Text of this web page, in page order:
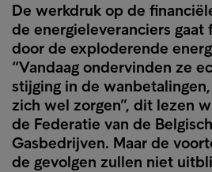
De werkdruk op de
de energieleveranciers gaat
door de exploderende
“Vandaag ondervinden ze
stijging in de
zich wel zorgen”, dit lezen
de Federatie van de
Gasbedrijven. Maar de
de gevolgen zullen niet